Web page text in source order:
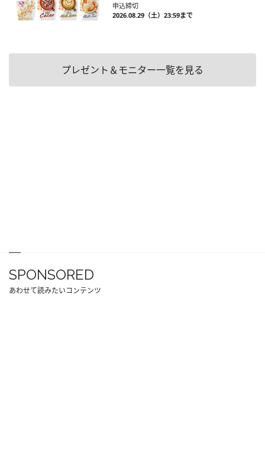
申込締切
2026.08.29（土）23:59まで
プレゼント＆モニター一覧を見る
SPONSORED
あわせて読みたいコンテンツ